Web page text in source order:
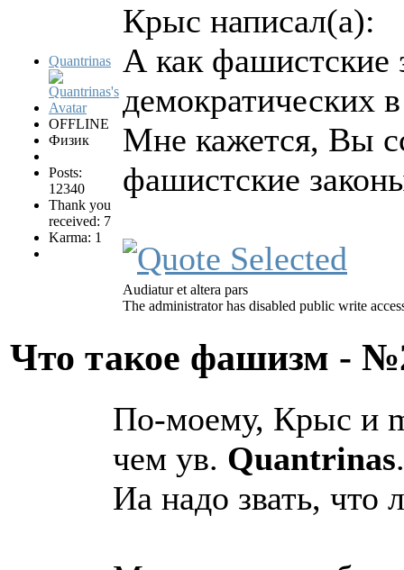
Quantrinas
OFFLINE
Физик
Posts:
12340
Thank you
received: 7
Karma: 1
Крыс написал(а):
А как фашистские
демократических
Мне кажется, Вы
фашистские
Audiatur et altera pars
The administrator has disabled public write
Что такое фашизм -
По-моему, Крыс и
чем ув. Quantrinas.
Иа надо звать, что